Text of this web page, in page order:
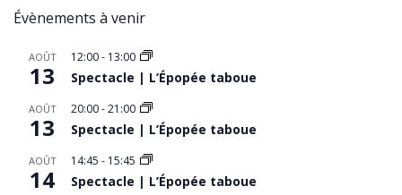
Évènements à venir
AOÛT
13
12:00- 13:00
Spectacle | L’Épopée taboue
AOÛT
13
20:00-21:00
Spectacle | L’Épopée taboue
AOÛT
14
14:45 - 15:45
Spectacle | L’Épopée taboue